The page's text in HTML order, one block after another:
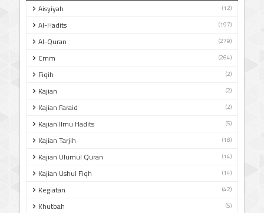
Aisyiyah (12)
Al-Hadits (197)
Al-Quran (279)
Cmm (264)
Fiqih (2)
Kajian (2)
Kajian Faraid (2)
Kajian Ilmu Hadits (5)
Kajian Tarjih (18)
Kajian Ulumul Quran (14)
Kajian Ushul Fiqh (14)
Kegiatan (42)
Khutbah (5)